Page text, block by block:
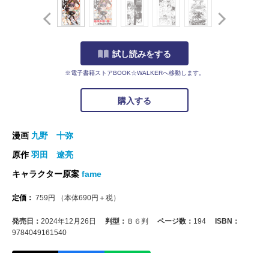
試し読みをする
※電子書籍ストアBOOK☆WALKERへ移動します。
購入する
漫画 九野 十弥
原作羽田 遼亮
キャラクター原案 fame
定価： 759 円 （本体690円＋税）
発売日： 2024年12月26日 判型： Ｂ６判 ページ数： 194
ISBN：
9784049161540